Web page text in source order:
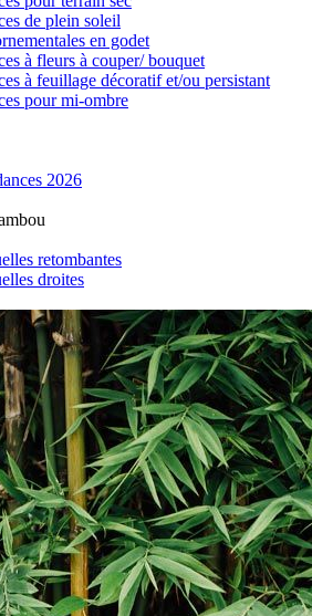
de plein soleil
en godet
à fleurs à couper/ bouquet
à feuillage décoratif et/ou persistant
pour mi-ombre
2026
retombantes
droites